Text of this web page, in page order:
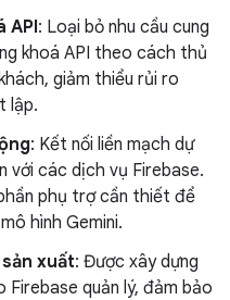
API: Loại bỏ nhu cầu cung
khoá API theo cách thủ
giảm thiểu rủi ro
lập.
: Kết nối liền mạch dự
với các dịch vụ Firebase.
phụ trợ cần thiết để
hình Gemini.
xuất: Được xây dựng
quản lý, đảm bảo